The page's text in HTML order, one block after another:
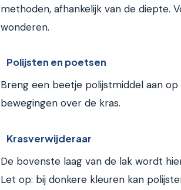
methoden, afhankelijk van de diepte.
wonderen.
Polijsten en poetsen
Breng een beetje polijstmiddel aan
bewegingen over de kras.
Krasverwijderaar
De bovenste laag van de lak wordt
Let op: bij donkere kleuren kan